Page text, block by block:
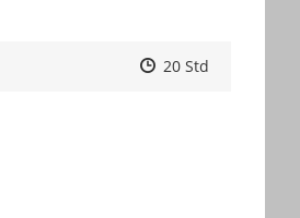
Zeitpunkt des
Zeitpunkt des
20 Std